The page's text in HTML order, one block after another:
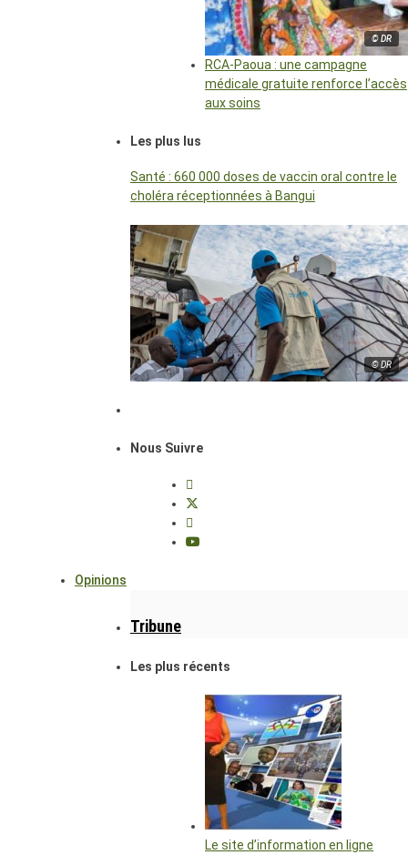
© DR
RCA-Paoua : une campagne
médicale gratuite renforce l’accès
aux soins
Les plus lus
Santé : 660 000 doses de vaccin oral contre le
choléra réceptionnées à Bangui
© DR
Nous Suivre
Opinions
Tribune
Les plus récents
Le site d’information en ligne